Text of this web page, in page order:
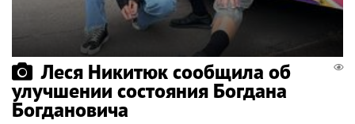
Леся Никитюк сообщила об
улучшении состояния Богдана
Богдановича